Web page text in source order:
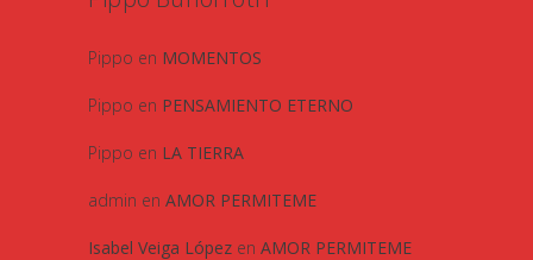
Pippo en MOMENTOS
Pippo en PENSAMIENTO ETERNO
Pippo en LA TIERRA
admin en AMOR PERMITEME
Isabel Veiga López en AMOR PERMITEME